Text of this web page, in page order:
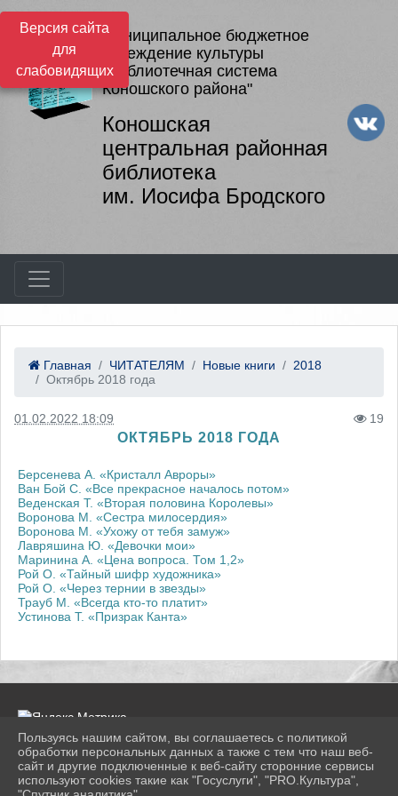
Версия сайта
для
слабовидящих
Муниципальное бюджетное
учреждение культуры
"Библиотечная система
Коношского района"
Коношская
центральная районная
библиотека
им. Иосифа Бродского
Главная ЧИТАТЕЛЯМ Новые книги
2018
Октябрь 2018 года
01.02.2022 18:09 19
ОКТЯБРЬ 2018 ГОДА
Берсенева А. «Кристалл Авроры»
Ван Бой С. «Все прекрасное началось потом»
Веденская Т. «Вторая половина Королевы»
Воронова М. «Сестра милосердия»
Воронова М. «Ухожу от тебя замуж»
Лавряшина Ю. «Девочки мои»
Маринина А. «Цена вопроса. Том 1,2»
Рой О. «Тайный шифр художника»
Рой О. «Через тернии в звезды»
Трауб М. «Всегда кто-то платит»
Устинова Т. «Призрак Канта»
2026 г. konlib.ru
Вход
Пользуясь нашим сайтом, вы соглашаетесь с политикой
обработки персональных данных а также с тем что наш веб-
сайт и другие подключенные к веб-сайту сторонние сервисы
используют cookies такие как "Госуслуги", "PRO.Культура",